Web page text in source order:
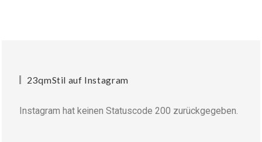
23qmStil auf Instagram
Instagram hat keinen Statuscode 200 zurückgegeben.